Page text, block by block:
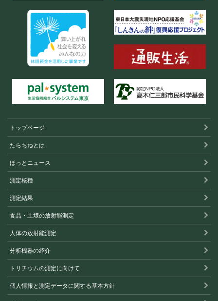
トップページ
たらちねとは
ほっとニュース
測定核種
測定結果
食品・土壌の放射能測定
人体の放射能測定
分析機器の紹介
トリチウムの測定に向けて
個人情報と測定データに関する基本方針